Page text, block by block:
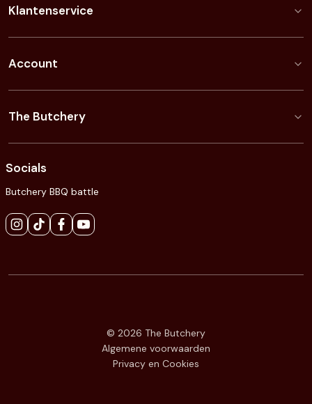
Klantenservice
Account
The Butchery
Socials
Butchery BBQ battle
© 2026 The Butchery
Algemene voorwaarden
Privacy en Cookies